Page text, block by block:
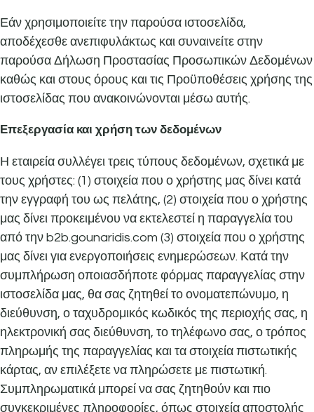
Εάν χρησιμοποιείτε την παρούσα ιστοσελίδα,
αποδέχεσθε ανεπιφυλάκτως και συναινείτε στην
παρούσα Δήλωση Προστασίας Προσωπικών Δεδομένων
καθώς και στους όρους και τις Προϋποθέσεις χρήσης της
ιστοσελίδας που ανακοινώνονται μέσω αυτής.
Επεξεργασία και χρήση των δεδομένων
Η εταιρεία συλλέγει τρεις τύπους δεδομένων, σχετικά με
τους χρήστες: (1) στοιχεία που ο χρήστης μας δίνει κατά
την εγγραφή του ως πελάτης, (2) στοιχεία που ο χρήστης
μας δίνει προκειμένου να εκτελεστεί η παραγγελία του
από την b2b.gounaridis.com (3) στοιχεία που ο χρήστης
μας δίνει για ενεργοποιήσεις ενημερώσεων. Κατά την
συμπλήρωση οποιασδήποτε φόρμας παραγγελίας στην
ιστοσελίδα μας, θα σας ζητηθεί το ονοματεπώνυμο, η
διεύθυνση, ο ταχυδρομικός κωδικός της περιοχής σας, η
ηλεκτρονική σας διεύθυνση, το τηλέφωνο σας, ο τρόπος
πληρωμής της παραγγελίας και τα στοιχεία πιστωτικής
κάρτας, αν επιλέξετε να πληρώσετε με πιστωτική.
Συμπληρωματικά μπορεί να σας ζητηθούν και πιο
συγκεκριμένες πληροφορίες, όπως στοιχεία αποστολής